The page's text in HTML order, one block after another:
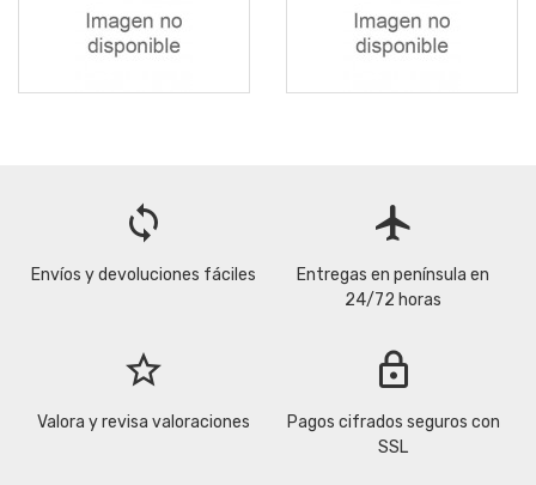
loop
Envíos y devoluciones fáciles
flight
Entregas en península en
24/72 horas
star_border
Valora y revisa valoraciones
lock
Pagos cifrados seguros con
SSL